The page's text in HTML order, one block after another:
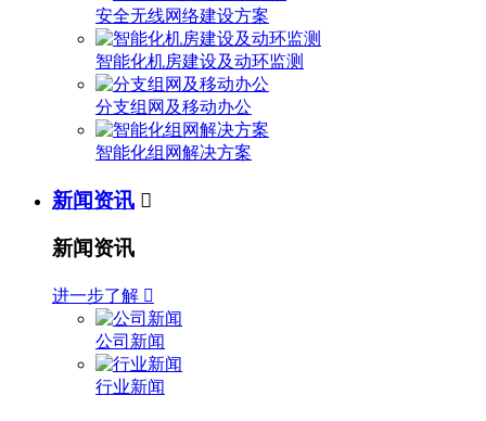
安全无线网络建设方案
智能化机房建设及动环监测
分支组网及移动办公
智能化组网解决方案
新闻资讯 
新闻资讯
进一步了解 
公司新闻
行业新闻